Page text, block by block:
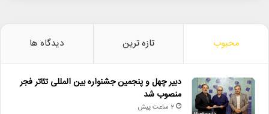
محبوب تازه ترین دیدگاه ها
دبیر چهل و پنجمین جشنواره بین المللی تئاتر فجر
منصوب شد
2 ساعت پیش